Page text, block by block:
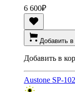
6 600₽
Добавить в
Добавить в
Austone SP-